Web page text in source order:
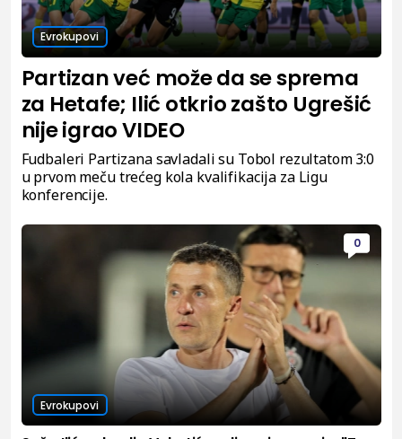
Evrokupovi
Partizan već može da se sprema
za Hetafe; Ilić otkrio zašto Ugrešić
nije igrao VIDEO
Fudbaleri Partizana savladali su Tobol rezultatom 3:0
u prvom meču trećeg kola kvalifikacija za Ligu
konferencije.
0
Evrokupovi